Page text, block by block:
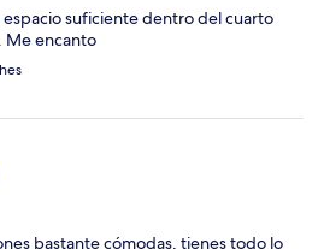
suficiente dentro del cuarto
Me encanto
bastante cómodas, tienes todo lo